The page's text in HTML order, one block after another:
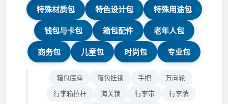
特殊材质包 特色设计包 特殊用途包
钱包与卡包 箱包配件 老年人包
商务包 儿童包 时尚包 专业包
箱包底座 箱包挂锁 手把
万向轮
行李箱拉杆
海关锁 行李带
行李牌